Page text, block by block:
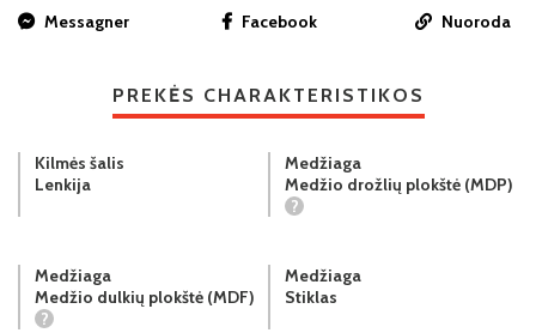
Messagner
Facebook Nuoroda
PREKĖS CHARAKTERISTIKOS
Kilmės šalis
Lenkija
Medžiaga
Medžio drožlių plokštė (MDP)
?
Medžiaga
Medžio dulkių plokštė (MDF)
?
Medžiaga
Stiklas